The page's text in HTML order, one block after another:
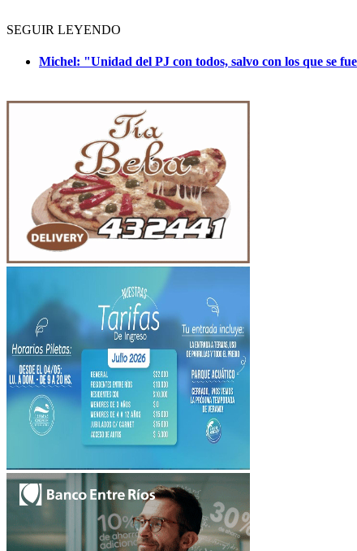
SEGUIR LEYENDO
Michel: "Unidad del PJ con todos, salvo con los que se